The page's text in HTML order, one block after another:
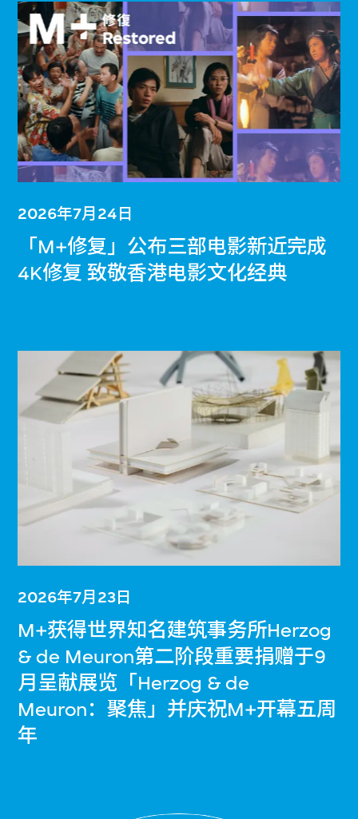
2026年7月24日
「M+修复」公布三部电影新近完成
4K修复 致敬香港电影文化经典
2026年7月23日
M+获得世界知名建筑事务所Herzog
& de Meuron第二阶段重要捐赠于9
月呈献展览「Herzog & de
Meuron：聚焦」并庆祝M+开幕五周
年